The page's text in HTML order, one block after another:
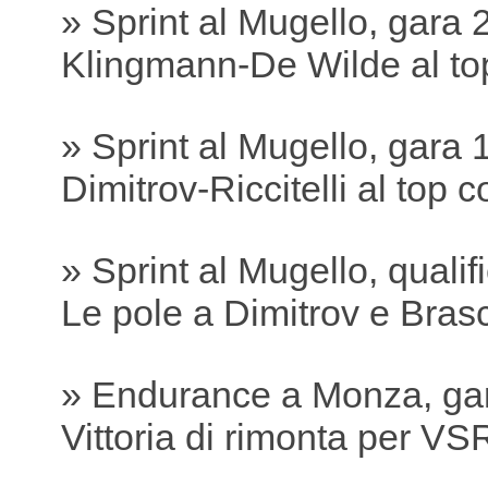
» Sprint al Mugello, gara
Klingmann-De Wilde al
» Sprint al Mugello, gara
Dimitrov-Riccitelli al top
» Sprint al Mugello,
Le pole a Dimitrov e
» Endurance a Monza,
Vittoria di rimonta per